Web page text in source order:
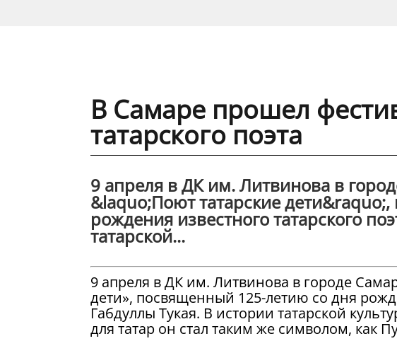
В Самаре прошел
татарского поэта
9 апреля в ДК им. Литвинова в
&laquo;Поют татарские
рождения известного татарского
татарской...
9 апреля в ДК им. Литвинова в городе
дети», посвященный 125-летию со дня
Габдуллы Тукая. В истории татарской
для татар он стал таким же символом, как